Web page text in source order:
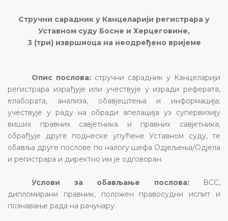
Стручни сарадник у Канцеларији регистрара у
Уставном суду Босне и Херцеговине,
3 (три) извршиоца на неодређено вријеме
Опис послова: стручни сарадник у Канцеларији
регистрара израђује или учествује у изради реферата,
елабората, анализа, обавјештења и информација;
учествује у раду на обради апелација уз супервизију
виших правних савјетника и правних савјетника;
обрађује друге поднеске упућене Уставном суду, те
обавља друге послове по налогу шефа Одјељења/Одјела
и регистрара и директно им је одговоран.
Услови за обављање послова:ВСС,
дипломирани правник, положен правосудни испит и
познавање рада на рачунару.